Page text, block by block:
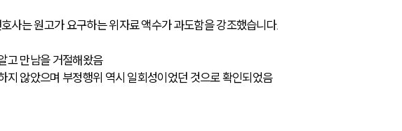
사는 원고가 요구하는 위자료 액수가 과도함을 강조했습니다.
고 만남을 거절해왔음
않았으며 부정행위 역시 일회성이었던 것으로 확인되었음